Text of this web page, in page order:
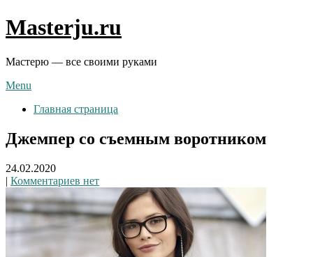
Skip
to
Masterju.ru
Мастерю — все своими руками
Menu
Главная страница
Джемпер со съемным воротником
24.02.2020
| Комментариев нет